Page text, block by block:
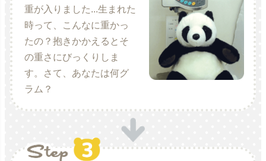
重が入りました...生まれた
時って、こんなに重かっ
たの？抱きかかえるとそ
の重さにびっくりしま
す。さて、あなたは何グ
ラム？